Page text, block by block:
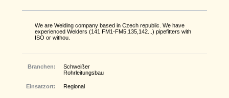
We are Welding company based in Czech republic. We have
experienced Welders (141 FM1-FM5,135,142...) pipefitters with
ISO or withou.
Branchen:
Schweißer
Rohrleitungsbau
Einsatzort: Regional